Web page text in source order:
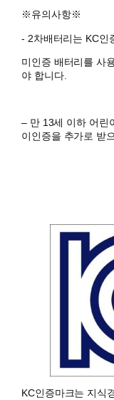
※유의사항※
​- 2차배터리는 KC인
미인증 배터리를 사
야 합니다.
– 만 13세 이하 어린
이인증을 추가로 받
KC인증마크는 지식